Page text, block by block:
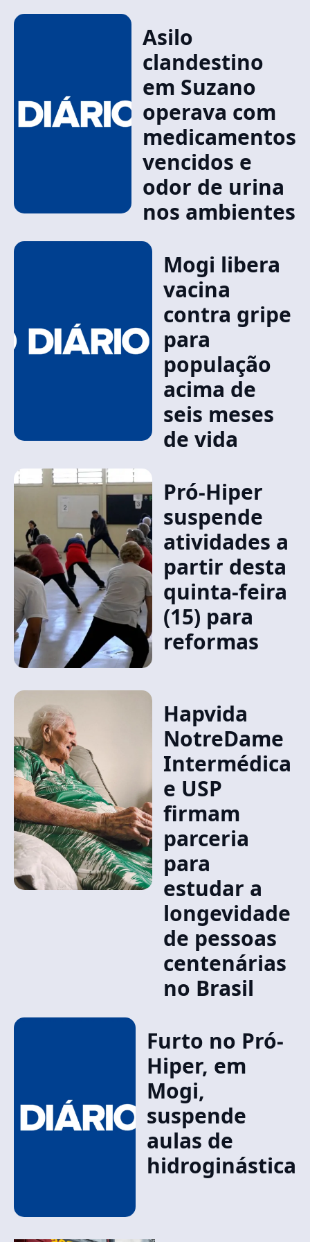
Asilo
clandestino
em Suzano
operava com
medicamentos
vencidos e
odor de urina
nos ambientes
Mogi libera
vacina
contra gripe
para
população
acima de
seis meses
de vida
Pró-Hiper
suspende
atividades a
partir desta
quinta-feira
(15) para
reformas
Hapvida
NotreDame
Intermédica
e USP
firmam
parceria
para
estudar a
longevidade
de pessoas
centenárias
no Brasil
Furto no Pró-
Hiper, em
Mogi,
suspende
aulas de
hidroginástica